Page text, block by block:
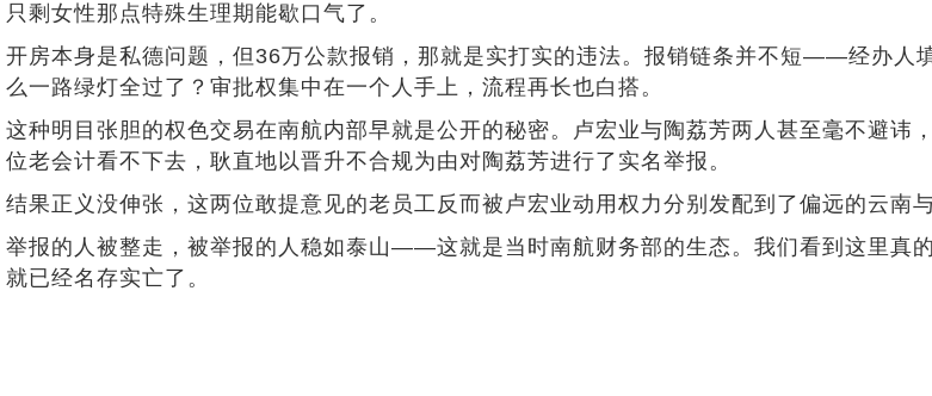
只剩女性那点特殊生理期能歇口气了。
开房本身是私德问题，但36万公款报销，那就是实打实的违法。报销链条并不短——经办人
么一路绿灯全过了？审批权集中在一个人手上，流程再长也白搭。
这种明目张胆的权色交易在南航内部早就是公开的秘密。卢宏业与陶荔芳两人甚至毫不避
位老会计看不下去，耿直地以晋升不合规为由对陶荔芳进行了实名举报。
结果正义没伸张，这两位敢提意见的老员工反而被卢宏业动用权力分别发配到了偏远的云南
举报的人被整走，被举报的人稳如泰山——这就是当时南航财务部的生态。我们看到这里真
就已经名存实亡了。